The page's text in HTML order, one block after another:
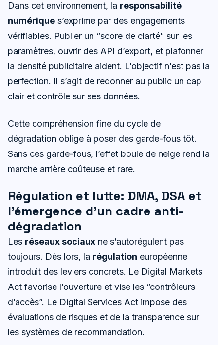
Dans cet environnement, la responsabilité
numérique s’exprime par des engagements
vérifiables. Publier un “score de clarté” sur les
paramètres, ouvrir des API d’export, et plafonner
la densité publicitaire aident. L’objectif n’est pas la
perfection. Il s’agit de redonner au public un cap
clair et contrôle sur ses données.
Cette compréhension fine du cycle de
dégradation oblige à poser des garde-fous tôt.
Sans ces garde-fous, l’effet boule de neige rend la
marche arrière coûteuse et rare.
Régulation et lutte: DMA, DSA et
l’émergence d’un cadre anti-
dégradation
Les réseaux sociaux ne s’autorégulent pas
toujours. Dès lors, la régulation européenne
introduit des leviers concrets. Le Digital Markets
Act favorise l’ouverture et vise les “contrôleurs
d’accès”. Le Digital Services Act impose des
évaluations de risques et de la transparence sur
les systèmes de recommandation.